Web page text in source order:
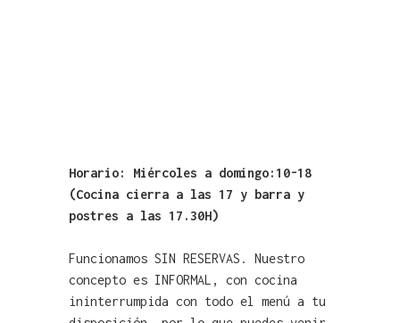
Horario: Miércoles a domingo:10-18
(Cocina cierra a las 17 y barra y
postres a las 17.30H)
Funcionamos SIN RESERVAS. Nuestro
concepto es INFORMAL, con cocina
ininterrumpida con todo el menú a tu